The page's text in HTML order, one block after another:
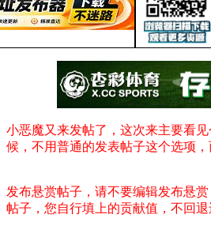
小恶魔又来发帖了，这次来主要看
候，不用普通的发表帖子这个选项，
发布悬赏帖子，请不要编辑发布悬
帖子，您自行填上的贡献值，不回退